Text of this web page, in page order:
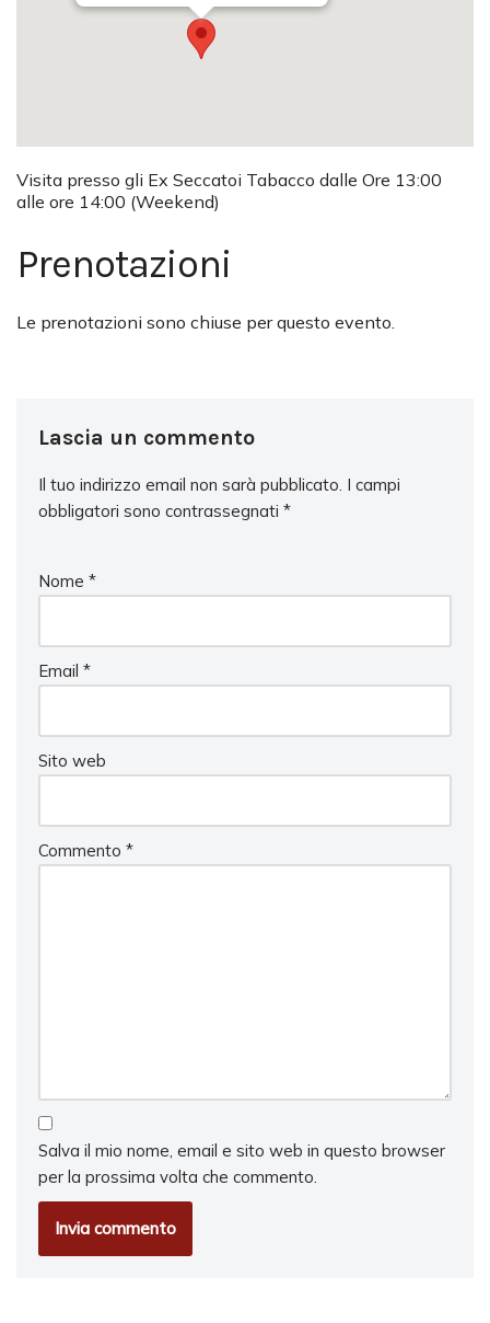
Visita presso gli Ex Seccatoi Tabacco dalle Ore 13:00
alle ore 14:00 (Weekend)
Prenotazioni
Le prenotazioni sono chiuse per questo evento.
Lascia un commento
Il tuo indirizzo email non sarà pubblicato. I campi
obbligatori sono contrassegnati *
Nome *
Email *
Sito web
Commento *
Salva il mio nome, email e sito web in questo browser
per la prossima volta che commento.